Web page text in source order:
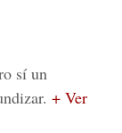
sí un
+ Ver